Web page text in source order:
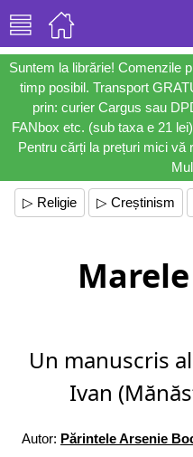
Suntem la librărie! Comenzile
timp posibil. Transport
prin: curier Cargus sau
FANbox etc. (sub taxa e 21
Pentru cărți la prețuri mici vă
▷ Religie ▷ Creștinism
Un manuscris
Ivan
Autor: Părintele Arsenie